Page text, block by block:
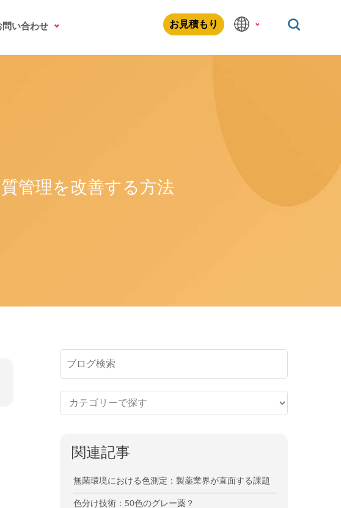
問い合わせ お見積もり
管理を改善する方法
関連記事
無菌環境における色測定：製薬業界が直面する課題
色分け技術：50色のグレー薬？